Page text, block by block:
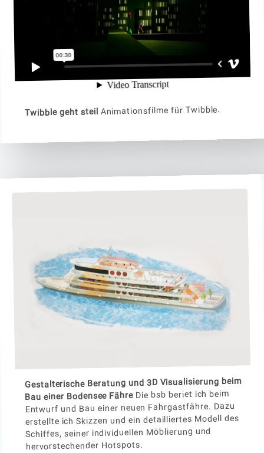
Twibble geht steil Animationsfilme für Twibble.
Gestalterische Beratung und 3D Visualisierung beim
Bau einer Bodensee Fähre Die bsb beriet ich beim
Entwurf und Bau einer neuen Fahrgastfähre. Dazu
erstellte ich Skizzen und ein detailliertes Modell des
Schiffes, seiner individuellen Möblierung und
hervorstechender Hotspots.